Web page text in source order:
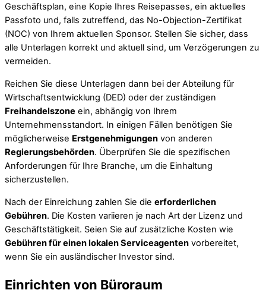
Geschäftsplan, eine Kopie Ihres Reisepasses, ein aktuelles
Passfoto und, falls zutreffend, das No-Objection-Zertifikat
(NOC) von Ihrem aktuellen Sponsor. Stellen Sie sicher, dass
alle Unterlagen korrekt und aktuell sind, um Verzögerungen zu
vermeiden.
Reichen Sie diese Unterlagen dann bei der Abteilung für
Wirtschaftsentwicklung (DED) oder der zuständigen
Freihandelszone ein, abhängig von Ihrem
Unternehmensstandort. In einigen Fällen benötigen Sie
möglicherweise Erstgenehmigungen von anderen
Regierungsbehörden. Überprüfen Sie die spezifischen
Anforderungen für Ihre Branche, um die Einhaltung
sicherzustellen.
Nach der Einreichung zahlen Sie die erforderlichen
Gebühren. Die Kosten variieren je nach Art der Lizenz und
Geschäftstätigkeit. Seien Sie auf zusätzliche Kosten wie
Gebühren für einen lokalen Serviceagenten vorbereitet,
wenn Sie ein ausländischer Investor sind.
Einrichten von Büroraum